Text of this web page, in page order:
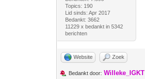
Topics: 190
Lid sinds: Apr 2017
Bedankt: 3662
11229 x bedankt in 5342
berichten
Website Zoek
Bedankt door: Willeke_IGKT